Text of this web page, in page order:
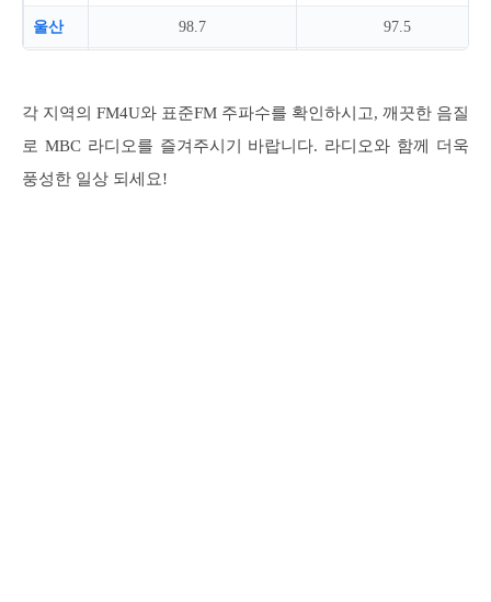
울산 98.7 97.5
진주 97.7 / 96.1 91.1 / 93.5
목포 102.3 89.1
각 지역의 FM4U와 표준FM 주파수를 확인하시고, 깨끗한 음질
로 MBC 라디오를 즐겨주시기 바랍니다. 라디오와 함께 더욱
풍성한 일상 되세요!